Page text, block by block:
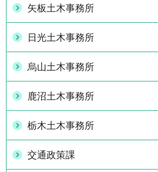
矢板土木事務所
日光土木事務所
烏山土木事務所
鹿沼土木事務所
栃木土木事務所
交通政策課